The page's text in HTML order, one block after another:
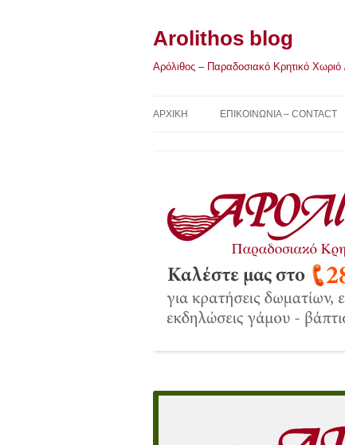
Arolithos blog
Αρόλιθος – Παραδοσιακό Κρητικό
ΑΡΧΙΚΉ ΕΠΙΚΟΙΝΩΝΙΑ – CONTACT